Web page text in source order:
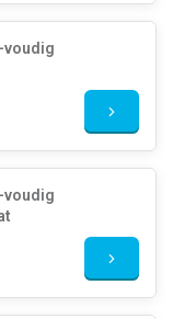
voudig
voudig